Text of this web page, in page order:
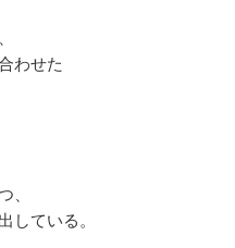
わせた
、
している。